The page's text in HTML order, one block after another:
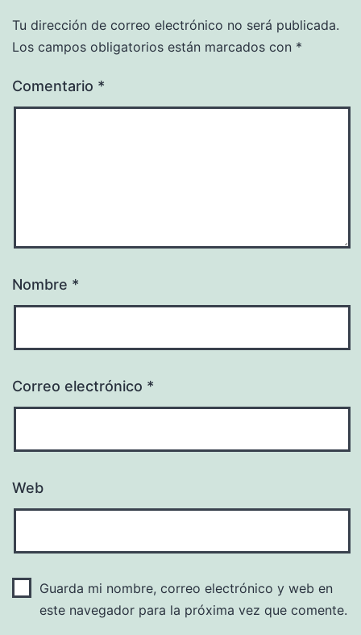
Tu dirección de correo electrónico no será publicada.
Los campos obligatorios están marcados con *
Comentario *
Nombre *
Correo electrónico *
Web
Guarda mi nombre, correo electrónico y web en
este navegador para la próxima vez que comente.